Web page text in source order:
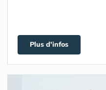
Plus d'infos